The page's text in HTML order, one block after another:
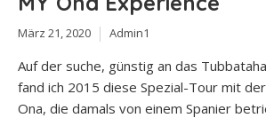
März 21, 2020 Admin1
Auf der suche, günstig an das
fand ich 2015 diese Spezial-Tour mit
Ona, die damals von einem Spanier